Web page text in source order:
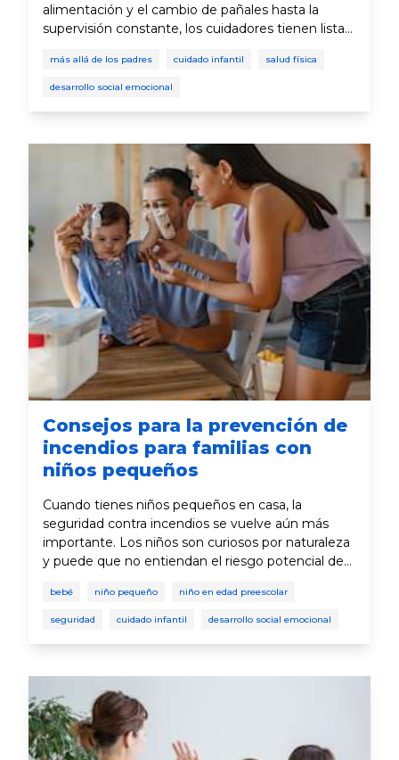
alimentación y el cambio de pañales hasta la
supervisión constante, los cuidadores tienen listas
una horario tan ocupado, muchas veces los
cuidadores ponen sus propias necesidades de
fundamental para mantener la buena salud
mental y física.
más allá de los padres cuidado infantil salud física
desarrollo social emocional
Consejos para la prevención de
incendios para familias con
niños pequeños
Cuando tienes niños pequeños en casa, la
seguridad contra incendios se vuelve aún más
importante. Los niños son curiosos por naturaleza
y puede que no entiendan el riesgo potencial de
reveladores. El archivo de incidentes de 2024 del
Departamento de Bosques y Protección contra el
dañaron o destruyeron 2,481 estructuras. Aunque
eso puede dar mucho miedo, la seguridad contra
incendios no tiene que serlo. Tomar pasos para
prevenir incendios y preparar a tu familia para
emergencias puede mantener a toda la familia a
bebé niño pequeño niño en edad preescolar
seguridad cuidado infantil desarrollo social emocional